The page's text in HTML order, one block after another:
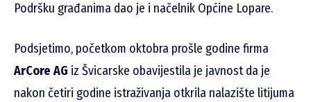
Podršku građanima dao je i načelnik Općine Lopare.
Podsjetimo, početkom oktobra prošle godine firma
ArCore AG iz Švicarske obavijestila je javnost da je
nakon četiri godine istraživanja otkrila nalazište litijuma